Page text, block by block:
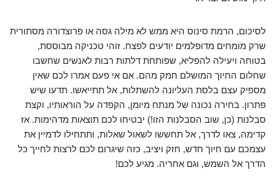
לסיכום, הרמת סינוס היא ממש לא מילה גסה או פרוצדורה מסתורית
שרק מומחים מדופלמים יודעים לפצח. זוהי טכניקה מבוססת,
בטוחה ויעילה להפליא, שפותחת דלתות רבות לאנשים שחשבו
שחלום החיוך המושלם חמק מהם. אם אי פעם אמרו לכם שאין
מספיק עצם בלסת העליונה להשתלות, אל תתייאשו. תדעו שיש
פתרון. בחירה נכונה של מנתח מיומן, הקפדה על הוראותיו, וקצת
סבלנות (כן, שוב הסבלנות הזו!) יבטיחו לכם תוצאות מדהימות. אז
קדימה, צאו לדרך, אל תחששו לשאול שאלות, ותתחילו לדמיין את
עצמכם עם חיוך חדש, חזק ויציב, כזה שיגרום לכם לרצות לחייך כל
הדרך אל השמש, וגם אחריה. מגיע לכם!